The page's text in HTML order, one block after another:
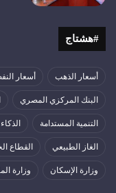
#هشتاج
أسعار الذهب أسعار
البنك المركزي المصري
التنمية المستدامة
الغاز الطبيعي القطاع
وزارة الإسكان وزارة